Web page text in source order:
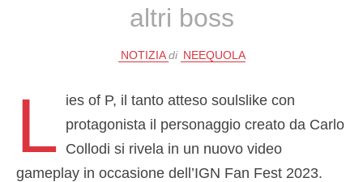
altri boss
NOTIZIA di NEEQUOLA
L ies of P, il tanto atteso soulslike con
protagonista il personaggio creato da Carlo
Collodi si rivela in un nuovo video
gameplay in occasione dell’IGN Fan Fest 2023.